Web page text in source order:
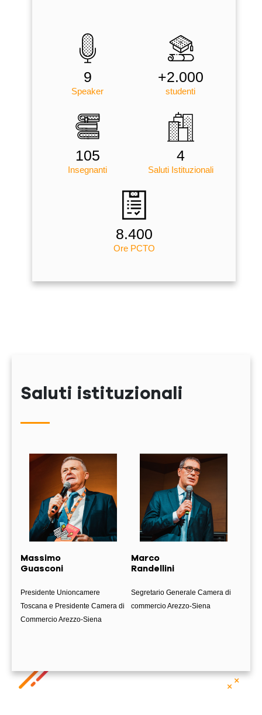
9
Speaker
+2.000
studenti
105
Insegnanti
4
Saluti Istituzionali
8.400
Ore PCTO
Saluti istituzionali
Massimo
Guasconi
Presidente Unioncamere
Toscana e Presidente Camera di
Commercio Arezzo-Siena
Marco
Randellini
Segretario Generale Camera di
commercio Arezzo-Siena